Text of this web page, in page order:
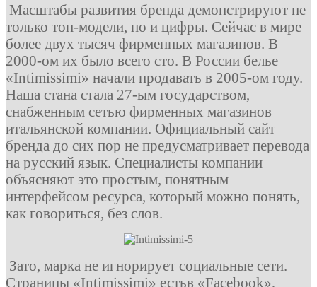
Масштабы развития бренда демонстрируют не
только топ-модели, но и цифры. Сейчас в мире
более двух тысяч фирменных магазинов. В
2000-ом их было всего сто. В России белье
«Intimissimi» начали продавать в 2005-ом году.
Наша стана стала 27-ым государством,
снабженным сетью фирменных магазинов
итальянской компании. Официальный сайт
бренда до сих пор не предусматривает перевода
на русский язык. Специалисты компании
объясняют это простым, понятным
интерфейсом ресурса, который можно понять,
как говориться, без слов.
Зато, марка не игнорирует социальные сети.
Страницы «Intimissimi» естьв «Facebook»,